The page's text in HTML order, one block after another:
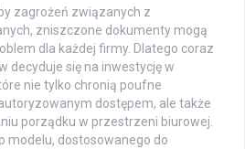
zagrożeń związanych z
zniszczone dokumenty mogą
dla każdej firmy. Dlatego coraz
decyduje się na inwestycję w
nie tylko chronią poufne
dostępem, ale także
porządku w przestrzeni biurowej.
modelu, dostosowanego do